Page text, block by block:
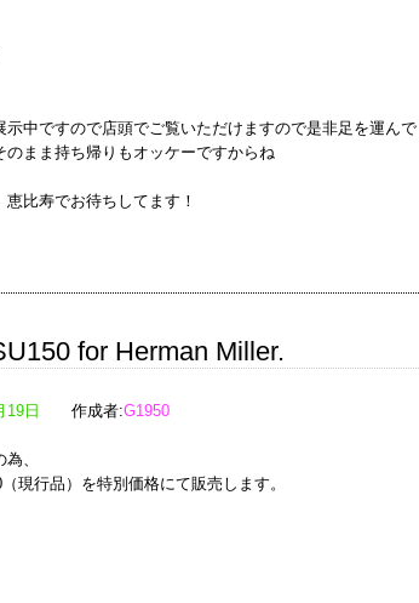
示中ですので店頭でご覧いただけますので是非足を運んで
のまま持ち帰りもオッケーですからね
恵比寿でお待ちしてます！
for Herman Miller.
19日 作成者:G1950
、
現行品）を特別価格にて販売します。